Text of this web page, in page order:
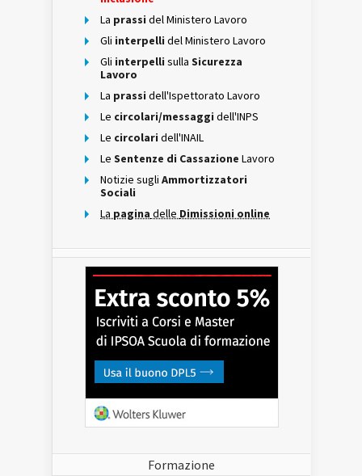
La prassi del Ministero Lavoro
Gli interpelli del Ministero Lavoro
Gli interpelli sulla Sicurezza
Lavoro
La prassi dell'Ispettorato Lavoro
Le circolari/messaggi dell'INPS
Le circolari dell'INAIL
Le Sentenze di Cassazione Lavoro
Notizie sugli Ammortizzatori
Sociali
La pagina delle Dimissioni online
Formazione